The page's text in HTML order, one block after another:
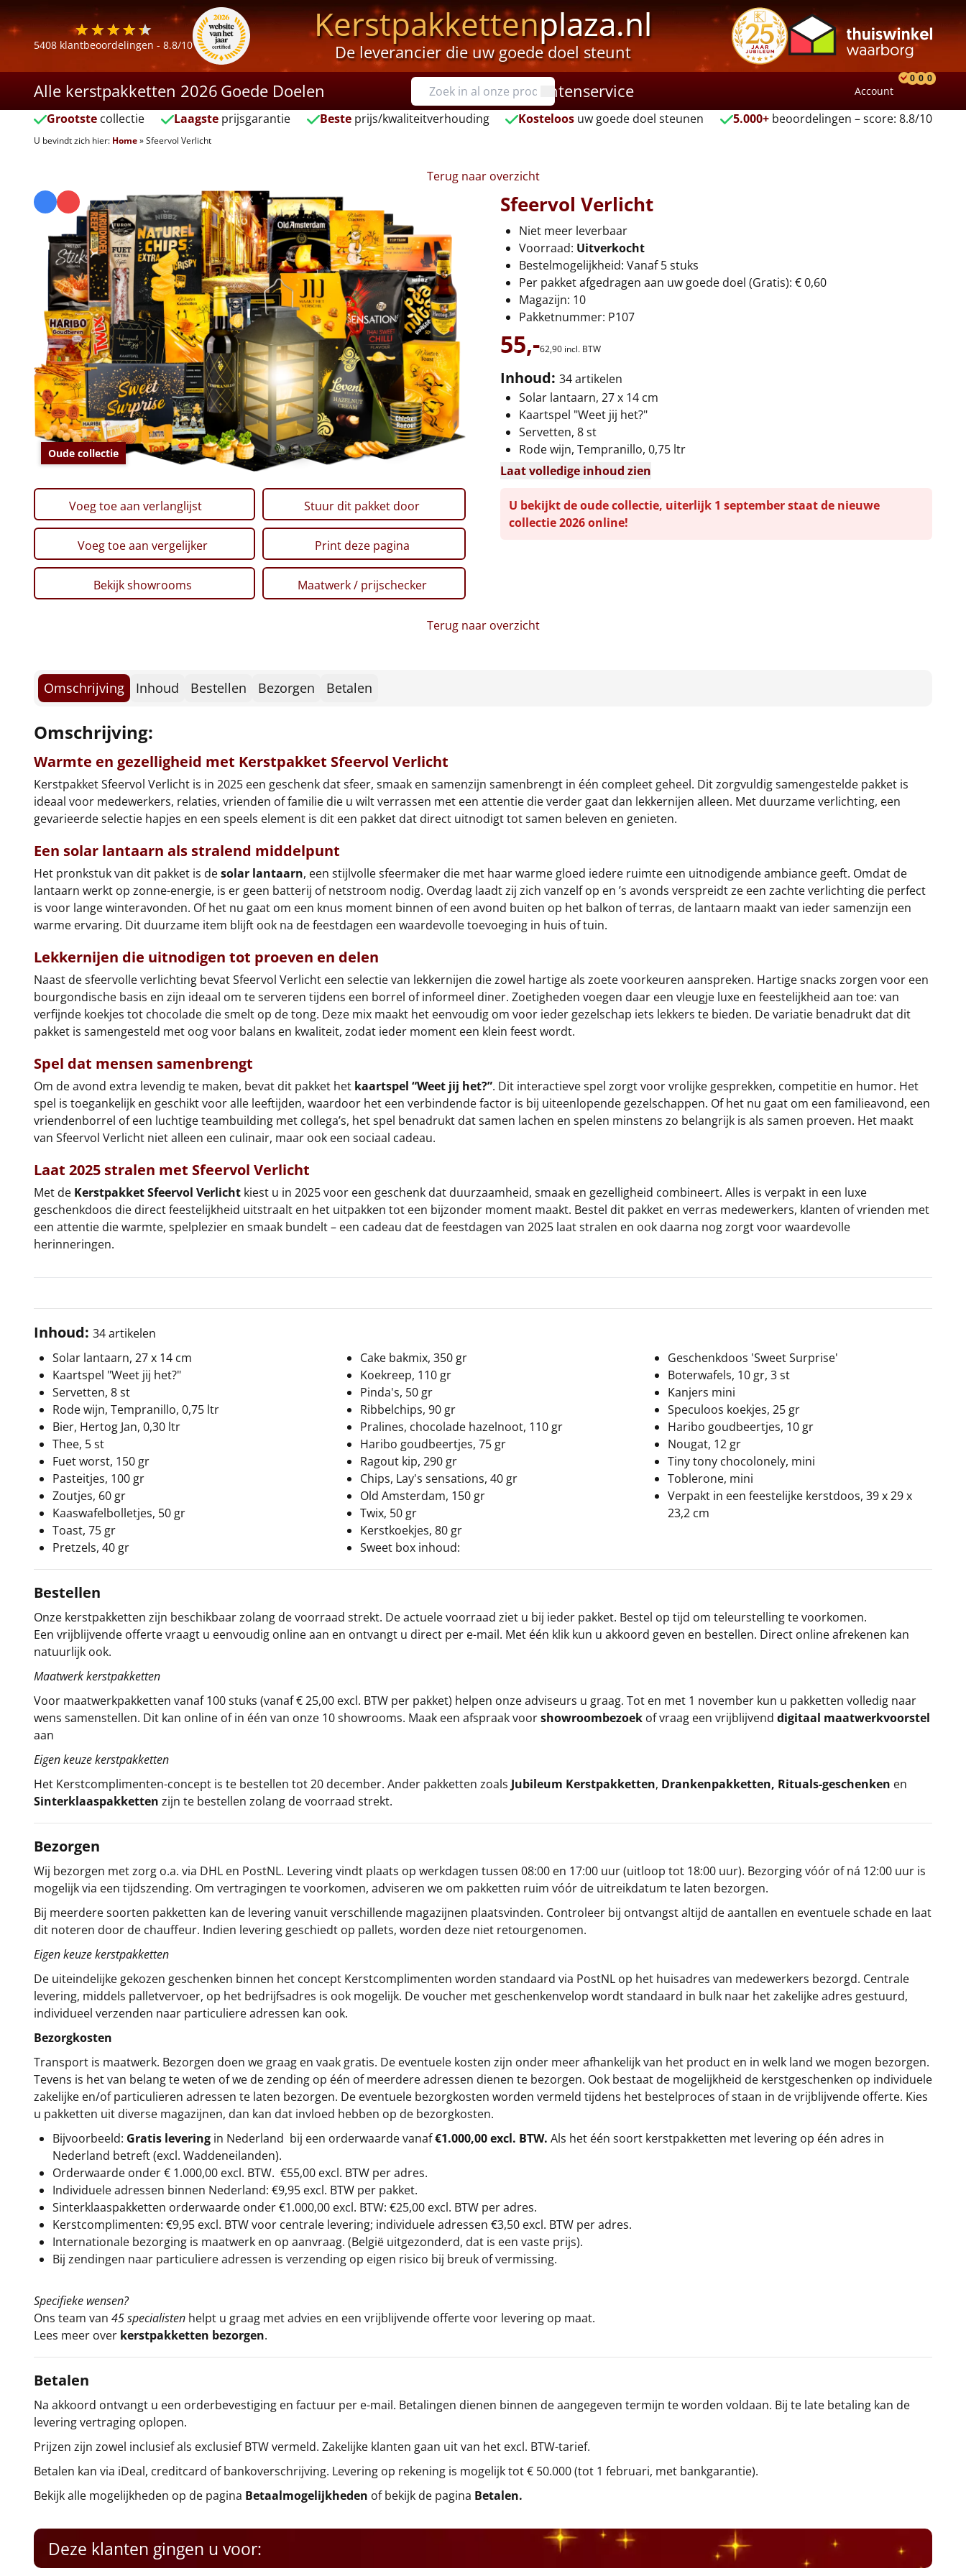
5408 klantbeoordelingen - 8.8/10 Kerstpakkettenplaza.nl
De leverancier die uw goede doel steunt
Alle kerstpakketten 2026 Goede Doelen Klantenservice Account
0 0 0
Grootste collectie Laagsteprijsgarantie Besteprijs/kwaliteitverhouding Kosteloos uw goede doel steunen 5.000+ beoordelingen – score: 8.8/10
U bevindt zich hier: Home»Sfeervol Verlicht
Terug naar overzicht
Oude collectie
Sfeervol Verlicht
Niet meer leverbaar
Voorraad: Uitverkocht
Bestelmogelijkheid: Vanaf 5 stuks
Per pakket afgedragen aan uw goede doel (Gratis): € 0,60
Magazijn: 10
Pakketnummer: P107
55,-62,90 incl. BTW
Inhoud: 34 artikelen
Solar lantaarn, 27 x 14 cm
Kaartspel "Weet jij het?"
Servetten, 8 st
Rode wijn, Tempranillo, 0,75 ltr
Laat volledige inhoud zien
Voeg toe aan verlanglijst Stuur dit pakket door
Voeg toe aan vergelijker Print deze pagina
Bekijk showrooms Maatwerk / prijschecker
U bekijkt de oude collectie, uiterlijk 1 september staat de nieuwe
collectie 2026 online!
Terug naar overzicht
Omschrijving Inhoud Bestellen Bezorgen Betalen
Omschrijving:
Warmte en gezelligheid met Kerstpakket Sfeervol Verlicht
Kerstpakket Sfeervol Verlicht is in 2025 een geschenk dat sfeer, smaak en samenzijn samenbrengt in één compleet geheel. Dit zorgvuldig samengestelde pakket is
ideaal voor medewerkers, relaties, vrienden of familie die u wilt verrassen met een attentie die verder gaat dan lekkernijen alleen. Met duurzame verlichting, een
gevarieerde selectie hapjes en een speels element is dit een pakket dat direct uitnodigt tot samen beleven en genieten.
Een solar lantaarn als stralend middelpunt
Het pronkstuk van dit pakket is desolar lantaarn, een stijlvolle sfeermaker die met haar warme gloed iedere ruimte een uitnodigende ambiance geeft. Omdat de
lantaarn werkt op zonne-energie, is er geen batterij of netstroom nodig. Overdag laadt zij zich vanzelf op en ’s avonds verspreidt ze een zachte verlichting die perfect
is voor lange winteravonden. Of het nu gaat om een knus moment binnen of een avond buiten op het balkon of terras, de lantaarn maakt van ieder samenzijn een
warme ervaring. Dit duurzame item blijft ook na de feestdagen een waardevolle toevoeging in huis of tuin.
Lekkernijen die uitnodigen tot proeven en delen
Naast de sfeervolle verlichting bevat Sfeervol Verlicht een selectie van lekkernijen die zowel hartige als zoete voorkeuren aanspreken. Hartige snacks zorgen voor een
bourgondische basis en zijn ideaal om te serveren tijdens een borrel of informeel diner. Zoetigheden voegen daar een vleugje luxe en feestelijkheid aan toe: van
verfijnde koekjes tot chocolade die smelt op de tong. Deze mix maakt het eenvoudig om voor ieder gezelschap iets lekkers te bieden. De variatie benadrukt dat dit
pakket is samengesteld met oog voor balans en kwaliteit, zodat ieder moment een klein feest wordt.
Spel dat mensen samenbrengt
Om de avond extra levendig te maken, bevat dit pakket het kaartspel “Weet jij het?”. Dit interactieve spel zorgt voor vrolijke gesprekken, competitie en humor. Het
spel is toegankelijk en geschikt voor alle leeftijden, waardoor het een verbindende factor is bij uiteenlopende gezelschappen. Of het nu gaat om een familieavond, een
vriendenborrel of een luchtige teambuilding met collega’s, het spel benadrukt dat samen lachen en spelen minstens zo belangrijk is als samen proeven. Het maakt
van Sfeervol Verlicht niet alleen een culinair, maar ook een sociaal cadeau.
Laat 2025 stralen met Sfeervol Verlicht
Met de Kerstpakket Sfeervol Verlicht kiest u in 2025 voor een geschenk dat duurzaamheid, smaak en gezelligheid combineert. Alles is verpakt in een luxe
geschenkdoos die direct feestelijkheid uitstraalt en het uitpakken tot een bijzonder moment maakt. Bestel dit pakket en verras medewerkers, klanten of vrienden met
een attentie die warmte, spelplezier en smaak bundelt – een cadeau dat de feestdagen van 2025 laat stralen en ook daarna nog zorgt voor waardevolle
herinneringen.
Inhoud: 34 artikelen
Solar lantaarn, 27 x 14 cm
Kaartspel "Weet jij het?"
Servetten, 8 st
Rode wijn, Tempranillo, 0,75 ltr
Bier, Hertog Jan, 0,30 ltr
Thee, 5 st
Fuet worst, 150 gr
Pasteitjes, 100 gr
Zoutjes, 60 gr
Kaaswafelbolletjes, 50 gr
Toast, 75 gr
Pretzels, 40 gr
Cake bakmix, 350 gr
Koekreep, 110 gr
Pinda's, 50 gr
Ribbelchips, 90 gr
Pralines, chocolade hazelnoot, 110 gr
Haribo goudbeertjes, 75 gr
Ragout kip, 290 gr
Chips, Lay's sensations, 40 gr
Old Amsterdam, 150 gr
Twix, 50 gr
Kerstkoekjes, 80 gr
Sweet box inhoud:
Geschenkdoos 'Sweet Surprise'
Boterwafels, 10 gr, 3 st
Kanjers mini
Speculoos koekjes, 25 gr
Haribo goudbeertjes, 10 gr
Nougat, 12 gr
Tiny tony chocolonely, mini
Toblerone, mini
Verpakt in een feestelijke kerstdoos, 39 x 29 x
23,2 cm
Bestellen
Onze kerstpakketten zijn beschikbaar zolang de voorraad strekt. De actuele voorraad ziet u bij ieder pakket. Bestel op tijd om teleurstelling te voorkomen.
Een vrijblijvende offerte vraagt u eenvoudig online aan en ontvangt u direct per e-mail. Met één klik kun u akkoord geven en bestellen. Direct online afrekenen kan
natuurlijk ook.
Maatwerk kerstpakketten
Voor maatwerkpakketten vanaf 100 stuks (vanaf € 25,00 excl. BTW per pakket) helpen onze adviseurs u graag. Tot en met 1 november kun u pakketten volledig naar
wens samenstellen. Dit kan online of in één van onze 10 showrooms. Maak een afspraak voorshowroombezoek of vraag een vrijblijvend digitaal maatwerkvoorstel
aan
Eigen keuze kerstpakketten
Het Kerstcomplimenten-concept is te bestellen tot 20 december. Ander pakketten zoals Jubileum Kerstpakketten, Drankenpakketten, Rituals-geschenken en
Sinterklaaspakketten zijn te bestellen zolang de voorraad strekt.
Bezorgen
Wij bezorgen met zorg o.a. via DHL en PostNL. Levering vindt plaats op werkdagen tussen 08:00 en 17:00 uur (uitloop tot 18:00 uur). Bezorging vóór of ná 12:00 uur is
mogelijk via een tijdszending. Om vertragingen te voorkomen, adviseren we om pakketten ruim vóór de uitreikdatum te laten bezorgen.
Bij meerdere soorten pakketten kan de levering vanuit verschillende magazijnen plaatsvinden. Controleer bij ontvangst altijd de aantallen en eventuele schade en laat
dit noteren door de chauffeur. Indien levering geschiedt op pallets, worden deze niet retourgenomen.
Eigen keuze kerstpakketten
De uiteindelijke gekozen geschenken binnen het concept Kerstcomplimenten worden standaard via PostNL op het huisadres van medewerkers bezorgd. Centrale
levering, middels palletvervoer, op het bedrijfsadres is ook mogelijk. De voucher met geschenkenvelop wordt standaard in bulk naar het zakelijke adres gestuurd,
individueel verzenden naar particuliere adressen kan ook.
Bezorgkosten
Transport is maatwerk. Bezorgen doen we graag en vaak gratis. De eventuele kosten zijn onder meer afhankelijk van het product en in welk land we mogen bezorgen.
Tevens is het van belang te weten of we de zending op één of meerdere adressen dienen te bezorgen. Ook bestaat de mogelijkheid de kerstgeschenken op individuele
zakelijke en/of particulieren adressen te laten bezorgen. De eventuele bezorgkosten worden vermeld tijdens het bestelproces of staan in de vrijblijvende offerte. Kies
u pakketten uit diverse magazijnen, dan kan dat invloed hebben op de bezorgkosten.
Bijvoorbeeld: Gratis levering in Nederland bij een orderwaarde vanaf€1.000,00 excl. BTW. Als het één soort kerstpakketten met levering op één adres in
Nederland betreft (excl. Waddeneilanden).
Orderwaarde onder € 1.000,00 excl. BTW. €55,00 excl. BTW per adres.
Individuele adressen binnen Nederland: €9,95 excl. BTW per pakket.
Sinterklaaspakketten orderwaarde onder €1.000,00 excl. BTW: €25,00 excl. BTW per adres.
Kerstcomplimenten: €9,95 excl. BTW voor centrale levering; individuele adressen €3,50 excl. BTW per adres.
Internationale bezorging is maatwerk en op aanvraag. (België uitgezonderd, dat is een vaste prijs).
Bij zendingen naar particuliere adressen is verzending op eigen risico bij breuk of vermissing.
Specifieke wensen?
Ons team van 45 specialisten helpt u graag met advies en een vrijblijvende offerte voor levering op maat.
Lees meer over kerstpakketten bezorgen.
Betalen
Na akkoord ontvangt u een orderbevestiging en factuur per e-mail. Betalingen dienen binnen de aangegeven termijn te worden voldaan. Bij te late betaling kan de
levering vertraging oplopen.
Prijzen zijn zowel inclusief als exclusief BTW vermeld. Zakelijke klanten gaan uit van het excl. BTW-tarief.
Betalen kan via iDeal, creditcard of bankoverschrijving. Levering op rekening is mogelijk tot € 50.000 (tot 1 februari, met bankgarantie).
Bekijk alle mogelijkheden op de pagina Betaalmogelijkheden of bekijk de pagina Betalen.
Deze klanten gingen u voor: